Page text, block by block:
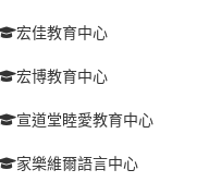
宏佳教育中心
宏博教育中心
宣道堂睦愛教育中心
家樂維爾語言中心